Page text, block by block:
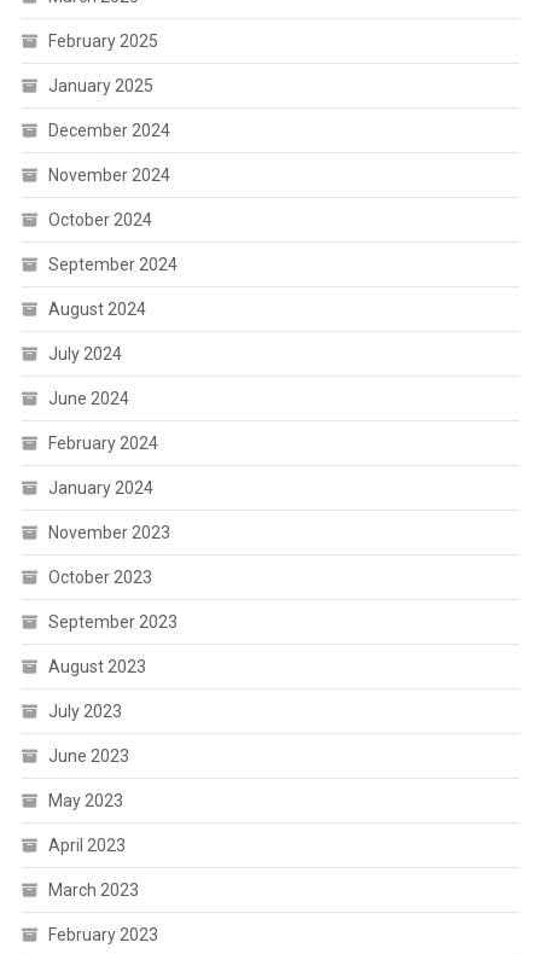
February 2025
January 2025
December 2024
November 2024
October 2024
September 2024
August 2024
July 2024
June 2024
February 2024
January 2024
November 2023
October 2023
September 2023
August 2023
July 2023
June 2023
May 2023
April 2023
March 2023
February 2023